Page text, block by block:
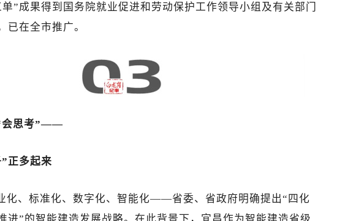
”成果得到国务院就业促进和劳动保护工作领导小组及有关部门
已在全市推广。
会思考”——
正多起来
化、标准化、数字化、智能化——省委、省政府明确提出“四化